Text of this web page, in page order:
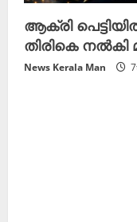
ആക്രി
തിരികെ
News Kerala Man